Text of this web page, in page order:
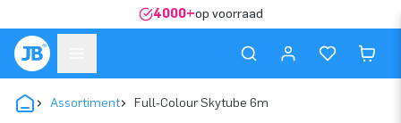
4000+op voorraad
Assortiment Full-Colour Skytube 6m